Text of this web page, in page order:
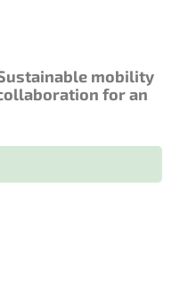
mobility
for an